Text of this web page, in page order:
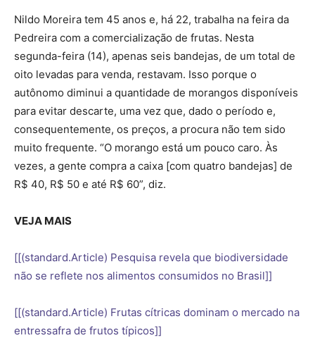
Nildo Moreira tem 45 anos e, há 22, trabalha na feira da
Pedreira com a comercialização de frutas. Nesta
segunda-feira (14), apenas seis bandejas, de um total de
oito levadas para venda, restavam. Isso porque o
autônomo diminui a quantidade de morangos disponíveis
para evitar descarte, uma vez que, dado o período e,
consequentemente, os preços, a procura não tem sido
muito frequente. “O morango está um pouco caro. Às
vezes, a gente compra a caixa [com quatro bandejas] de
R$ 40, R$ 50 e até R$ 60”, diz.
VEJA MAIS
[[(standard.Article) Pesquisa revela que biodiversidade
não se reflete nos alimentos consumidos no Brasil]]
[[(standard.Article) Frutas cítricas dominam o mercado na
entressafra de frutos típicos]]